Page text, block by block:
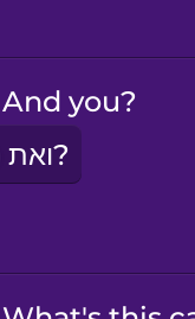
And you?
ואת?